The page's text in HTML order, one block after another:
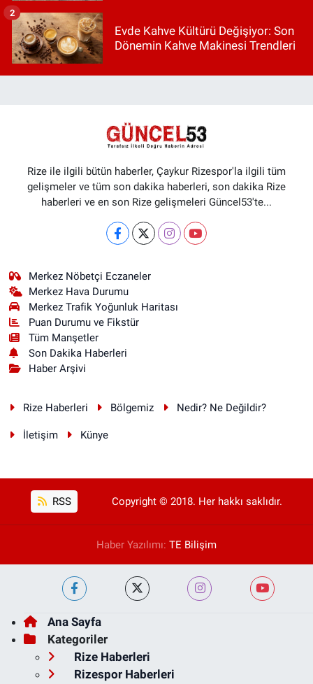
Evde Kahve Kültürü Değişiyor: Son
Dönemin Kahve Makinesi Trendleri
2
Rize ile ilgili bütün haberler, Çaykur Rizespor'la ilgili tüm
gelişmeler ve tüm son dakika haberleri, son dakika Rize
haberleri ve en son Rize gelişmeleri Güncel53'te...
Merkez Nöbetçi Eczaneler
Merkez Hava Durumu
Merkez Trafik Yoğunluk Haritası
Puan Durumu ve Fikstür
Tüm Manşetler
Son Dakika Haberleri
Haber Arşivi
Rize Haberleri Bölgemiz Nedir? Ne Değildir?
İletişim Künye
RSS Copyright © 2018. Her hakkı saklıdır.
Haber Yazılımı: TE Bilişim
Ana Sayfa
Kategoriler
Rize Haberleri
Rizespor Haberleri